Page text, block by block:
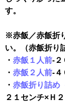
す。
※赤飯／赤飯折
い。（赤飯折り
・ 赤飯１人前-２
・ 赤飯２人前-４
・ 赤飯折り詰め
２１センチ×Ｈ